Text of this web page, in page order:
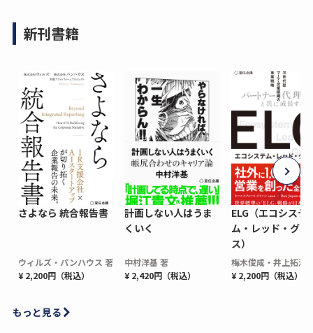
新刊書籍
さよなら 統合報告書
ウィルズ・パンハウス 著
¥ 2,200円（税込）
計画しない人はうま
くいく
中村洋基 著
¥ 2,420円（税込）
ELG（エコシステ
ム・レッド・グロ
ス）
梅木俊成・井上拓海
¥ 2,200円（税込）
もっと見る